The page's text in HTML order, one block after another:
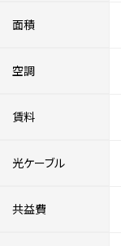
面積
空調
賃料
光ケーブル
共益費